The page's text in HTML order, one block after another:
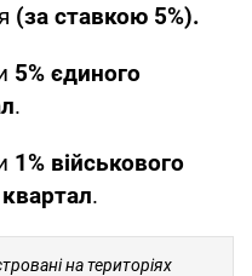
(за ставкою 5%).
5% єдиного
.
1% військового
.
на територіях